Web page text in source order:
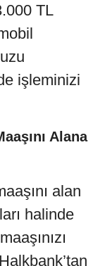
TL
işleminizi
Alana
alan
halinde